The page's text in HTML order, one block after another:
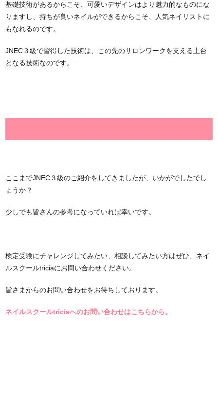
基礎技術があるからこそ、可愛いデザインはより魅力的なものにな
りますし、持ちが良いネイルができるからこそ、人気ネイリストに
もなれるのです。
JNEC３級で習得した技術は、この先のサロンワークを支える土台
となる技術なのです。
ここまでJNEC３級のご紹介をしてきましたが、いかがでしたでし
ょうか？
少しでも皆さんの参考になっていれば幸いです。
検定受験にチャレンジしてみたい、相談してみたい方はぜひ、ネイ
ルスクールtriciaにお問い合わせください。
皆さまからのお問い合わせをお待ちしております。
ネイルスクールtriciaへのお問い合わせはこちらから。